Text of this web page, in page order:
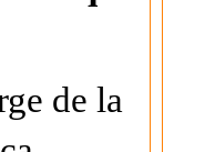
de la